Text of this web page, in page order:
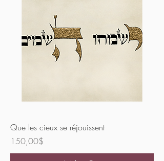
Que les cieux se réjouissent
Price
150,00$